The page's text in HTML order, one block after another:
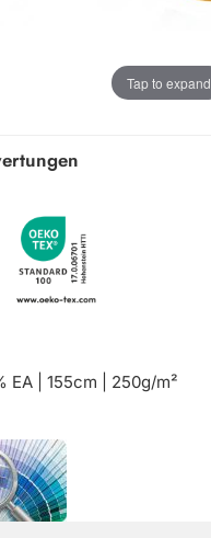
Tap to expand
EA | 155cm | 250g/m²